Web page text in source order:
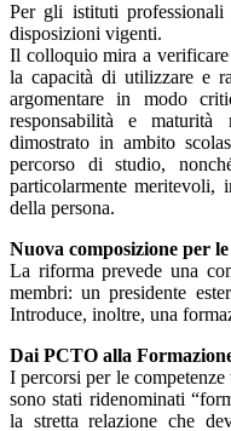
Per gli istituti professionali
disposizioni vigenti.
Il colloquio mira a verificare
la capacità di utilizzare e
argomentare in modo
responsabilità e maturità
dimostrato in ambito
percorso di studio,
particolarmente meritevoli,
della persona.
Nuova composizione per le
La riforma prevede una
membri: un presidente
Introduce, inoltre, una
Dai PCTO alla
I percorsi per le
sono stati ridenominati
la stretta relazione che